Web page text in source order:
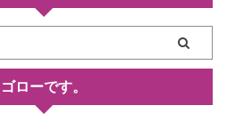
ゴローです。